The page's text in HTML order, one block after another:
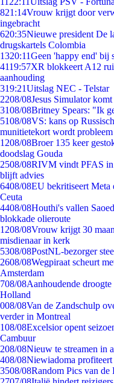
821:14Vrouw krijgt door
ingebracht
620:35Nieuwe president De
drugskartels Colombia
1320:11Geen 'happy end' bij
4119:57XR blokkeert A12
aanhouding
319:21Uitslag NEC - Telstar
2208/08Jesus Simulator
3108/08Britney Spears: "Ik
5108/08VS: kans op
munitietekort wordt probleem
1208/08Broer 135 keer
doodslag Gouda
2508/08RIVM vindt PFAS in
blijft advies
6408/08EU bekritiseert Meta
Ceuta
4408/08Houthi's vallen
blokkade olieroute
1208/08Vrouw krijgt 30
misdienaar in kerk
5308/08PostNL-bezorger
2608/08Wegpiraat scheurt
Amsterdam
708/08Aanhoudende
Holland
008/08Van de Zandschulp
verder in Montreal
108/08Excelsior opent
Cambuur
208/08Nieuw te streamen in
408/08Niewiadoma
3508/08Random Pics van de